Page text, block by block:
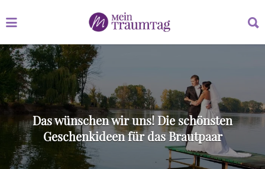
nach:
nach:
Das wünschen wir uns! Die schönsten
Geschenkideen für das Brautpaar